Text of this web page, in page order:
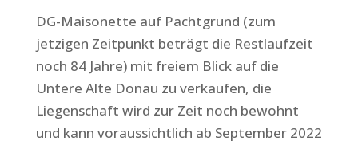
DG-Maisonette auf Pachtgrund (zum
jetzigen Zeitpunkt beträgt die Restlaufzeit
noch 84 Jahre) mit freiem Blick auf die
Untere Alte Donau zu verkaufen, die
Liegenschaft wird zur Zeit noch bewohnt
und kann voraussichtlich ab September 2022